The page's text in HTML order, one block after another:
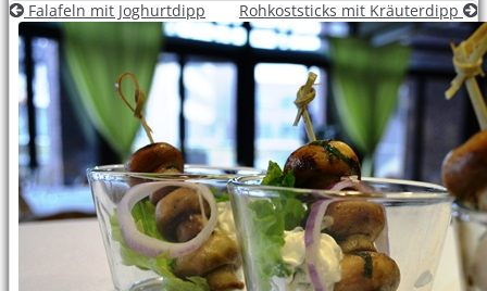
Falafeln mit Joghurtdipp Rohkoststicks mit Kräuterdipp